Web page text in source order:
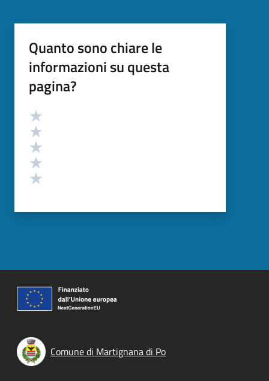
Quanto sono chiare le
informazioni su questa
pagina?
Valutazione
Comune di Martignana di Po